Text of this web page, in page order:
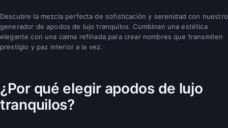
Descubre la mezcla perfecta de sofisticación y serenidad con nuestro
generador de apodos de lujo tranquilos. Combinan una estética
elegante con una calma refinada para crear nombres que transmiten
prestigio y paz interior a la vez.
¿Por qué elegir apodos de lujo
tranquilos?